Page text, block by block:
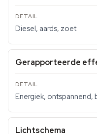
Diesel, aards, zoet
Gerapporteerde
Energiek,
Lichtschema